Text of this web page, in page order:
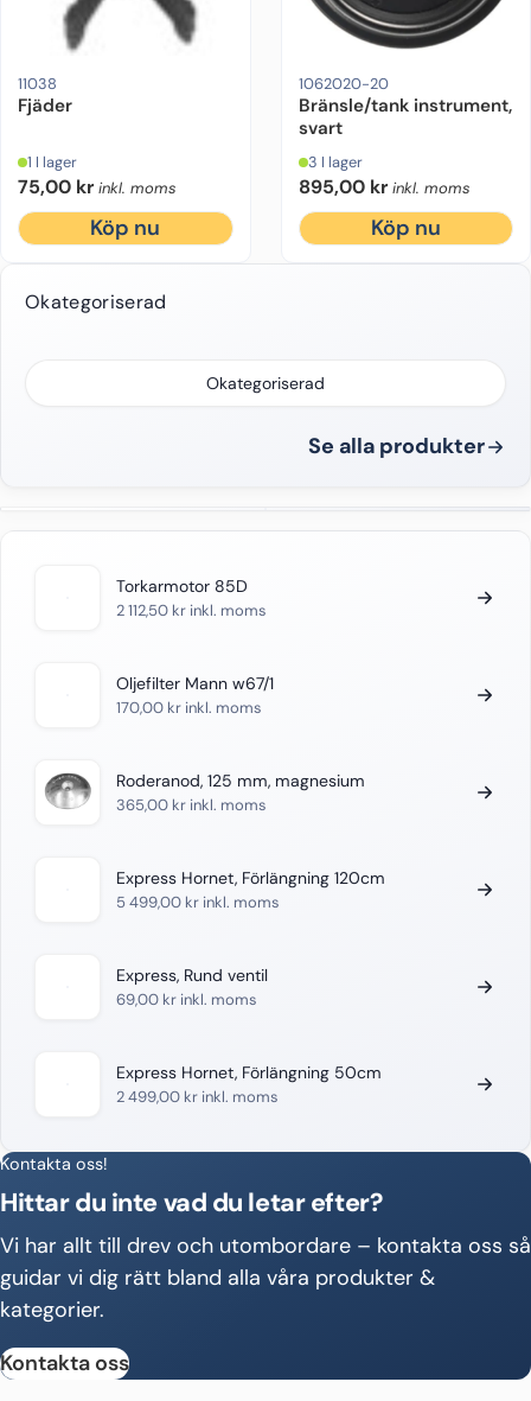
11038
Fjäder
1 I lager
75,00 kr inkl. moms
Köp nu
1062020-20
Bränsle/tank instrument,
svart
3 I lager
895,00 kr inkl. moms
Köp nu
Okategoriserad
Okategoriserad
Se alla produkter
Torkarmotor 85D
2 112,50 kr inkl. moms
Oljefilter Mann w67/1
170,00 kr inkl. moms
Roderanod, 125 mm, magnesium
365,00 kr inkl. moms
Express Hornet, Förlängning 120cm
5 499,00 kr inkl. moms
Express, Rund ventil
69,00 kr inkl. moms
Express Hornet, Förlängning 50cm
2 499,00 kr inkl. moms
Kontakta oss!
Hittar du inte vad du letar efter?
Vi har allt till drev och utombordare – kontakta oss så
guidar vi dig rätt bland alla våra produkter &
kategorier.
Kontakta oss